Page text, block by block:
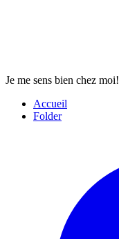
Je me sens bien chez moi!
Accueil
Folder